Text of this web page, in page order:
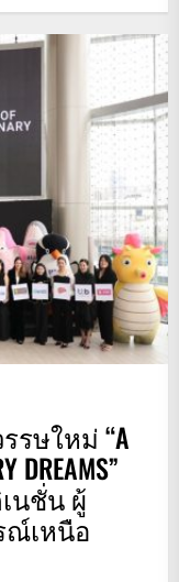
รษใหม่ “A
DREAMS”
นชั่น ผู้
ณ์เหนือ